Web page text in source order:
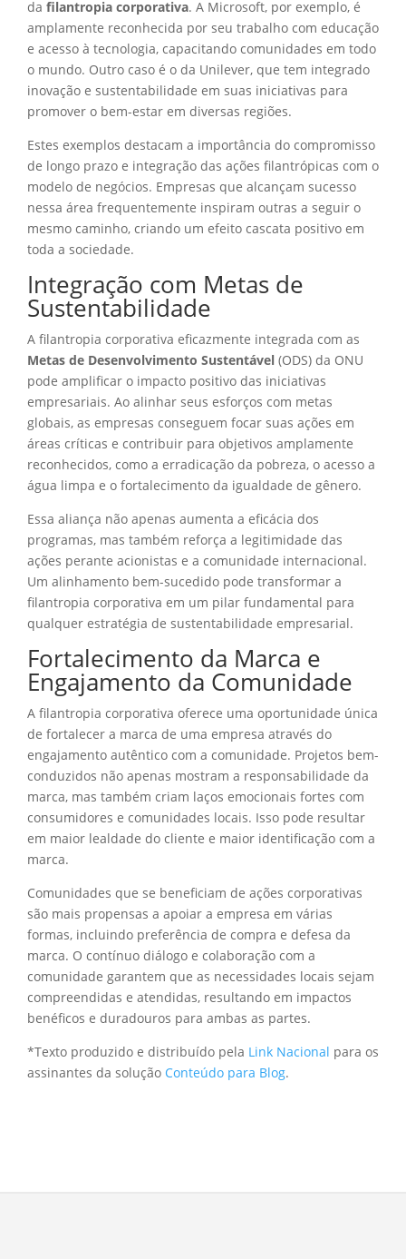
da filantropia corporativa. A Microsoft, por exemplo, é
amplamente reconhecida por seu trabalho com educação
e acesso à tecnologia, capacitando comunidades em todo
o mundo. Outro caso é o da Unilever, que tem integrado
inovação e sustentabilidade em suas iniciativas para
promover o bem-estar em diversas regiões.
Estes exemplos destacam a importância do compromisso
de longo prazo e integração das ações filantrópicas com o
modelo de negócios. Empresas que alcançam sucesso
nessa área frequentemente inspiram outras a seguir o
mesmo caminho, criando um efeito cascata positivo em
toda a sociedade.
Integração com Metas de
Sustentabilidade
A filantropia corporativa eficazmente integrada com as
Metas de Desenvolvimento Sustentável (ODS) da ONU
pode amplificar o impacto positivo das iniciativas
empresariais. Ao alinhar seus esforços com metas
globais, as empresas conseguem focar suas ações em
áreas críticas e contribuir para objetivos amplamente
reconhecidos, como a erradicação da pobreza, o acesso a
água limpa e o fortalecimento da igualdade de gênero.
Essa aliança não apenas aumenta a eficácia dos
programas, mas também reforça a legitimidade das
ações perante acionistas e a comunidade internacional.
Um alinhamento bem-sucedido pode transformar a
filantropia corporativa em um pilar fundamental para
qualquer estratégia de sustentabilidade empresarial.
Fortalecimento da Marca e
Engajamento da Comunidade
A filantropia corporativa oferece uma oportunidade única
de fortalecer a marca de uma empresa através do
engajamento autêntico com a comunidade. Projetos bem-
conduzidos não apenas mostram a responsabilidade da
marca, mas também criam laços emocionais fortes com
consumidores e comunidades locais. Isso pode resultar
em maior lealdade do cliente e maior identificação com a
marca.
Comunidades que se beneficiam de ações corporativas
são mais propensas a apoiar a empresa em várias
formas, incluindo preferência de compra e defesa da
marca. O contínuo diálogo e colaboração com a
comunidade garantem que as necessidades locais sejam
compreendidas e atendidas, resultando em impactos
benéficos e duradouros para ambas as partes.
*Texto produzido e distribuído pela Link Nacional para os
assinantes da solução Conteúdo para Blog.